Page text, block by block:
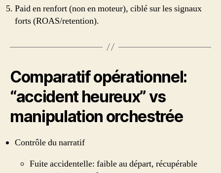
Paid en renfort (non en moteur), ciblé sur les signaux
forts (ROAS/retention).
Comparatif opérationnel:
“accident heureux” vs
manipulation orchestrée
Contrôle du narratif
Fuite accidentelle: faible au départ, récupérable